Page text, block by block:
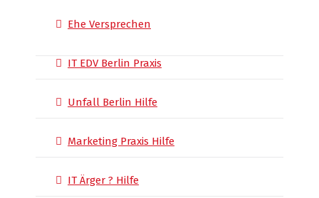
Ehe Versprechen
IT EDV Berlin Praxis
Unfall Berlin Hilfe
Marketing Praxis Hilfe
IT Ärger ? Hilfe